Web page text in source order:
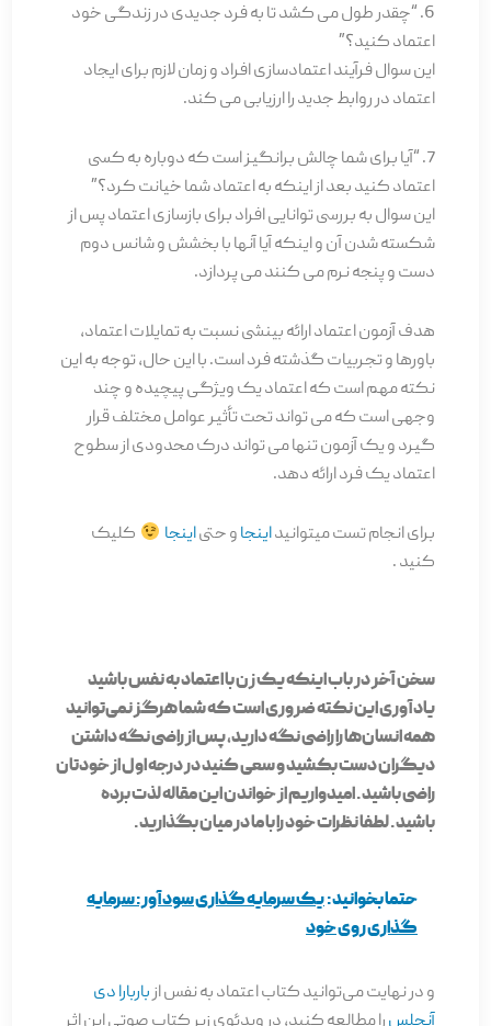
6. “چقدر طول می کشد تا به فرد جدیدی در زندگی خود
اعتماد کنید؟”
این سوال فرآیند اعتمادسازی افراد و زمان لازم برای ایجاد
اعتماد در روابط جدید را ارزیابی می کند.
7. “آیا برای شما چالش برانگیز است که دوباره به کسی
اعتماد کنید بعد از اینکه به اعتماد شما خیانت کرد؟”
این سوال به بررسی توانایی افراد برای بازسازی اعتماد پس از
شکسته شدن آن و اینکه آیا آنها با بخشش و شانس دوم
دست و پنجه نرم می کنند می پردازد.
هدف آزمون اعتماد ارائه بینشی نسبت به تمایلات اعتماد،
باورها و تجربیات گذشته فرد است. با این حال، توجه به این
نکته مهم است که اعتماد یک ویژگی پیچیده و چند
وجهی است که می تواند تحت تأثیر عوامل مختلف قرار
گیرد و یک آزمون تنها می تواند درک محدودی از سطوح
اعتماد یک فرد ارائه دهد.
برای انجام تست میتوانیداینجاو حتیاینجا
کلیک
کنید .
سخن آخر در باب اینکه یک زن با اعتماد به نفس باشید
یادآوری این نکته ضروری است که شما هرگز نمی­‌توانید
همه انسان­‌ها را راضی نگه دارید، پس از راضی نگه داشتن
دیگران دست بکشید و سعی کنید در درجه اول از خودتان
راضی باشید. امیدواریم از خواندن این مقاله لذت برده
باشید. لطفا نظرات خود را با ما در میان بگذارید.
حتما بخوانید:یک سرمایه گذاری سودآور: سرمایه
گذاری روی خود
و در نهایت می‌توانید کتاب اعتماد به نفس ازباربارا دی